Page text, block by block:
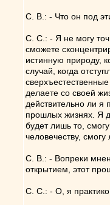
С. В.: - Что он под
С. С.: - Я не могу
сможете
истинную природу,
случай, когда
делаете со своей
действительно ли
прошлых жизнях. Я
будет лишь то,
человечеству,
С. В.: - Вопреки
открытием, этот
С. С.: - О, я